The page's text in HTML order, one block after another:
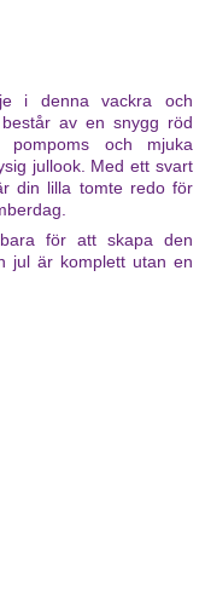
i denna vackra och
av en snygg röd
pompoms och mjuka
jullook. Med ett svart
din lilla tomte redo för
för att skapa den
jul är komplett utan en